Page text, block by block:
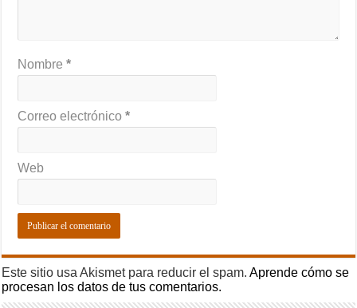
Nombre*
Correo electrónico*
Web
Este sitio usa Akismet para reducir el spam.Aprende cómo se
procesan los datos de tus comentarios.